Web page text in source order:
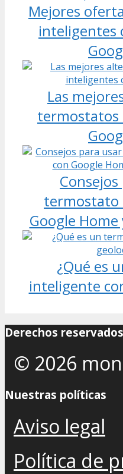
Mejores
inteligentes
Las
termostatos
termostato
Google
¿Qué es
inteligente
Derechos reservados
© 2026
Nuestras políticas
Aviso legal
Política de